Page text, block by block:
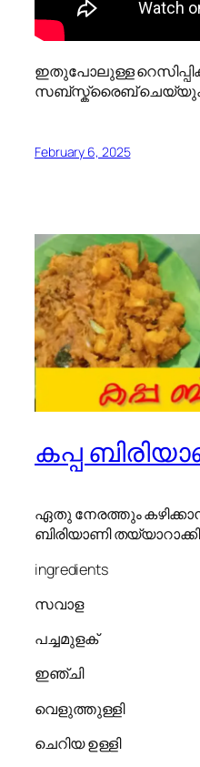
ഇതുപോലുള്ള
സബ്സ്ക്രൈബ്
February 6, 2025
കപ്പ
ഏതു നേരത്തും
ബിരിയാണി
ingredients
സവാള
പച്ചമുളക്
ഇഞ്ചി
വെളുത്തുള്ളി
ചെറിയ ഉള്ളി